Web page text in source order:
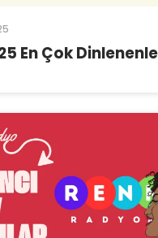
En Çok